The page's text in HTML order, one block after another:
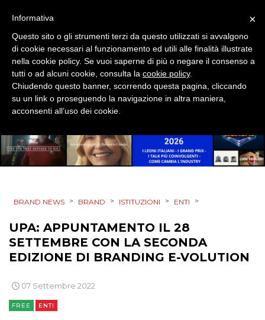
CSR
STRATEGIE
CINEMA
DIGITALE
EDITORIA
TV
BRAND NEWS > BRAND > ISTITUZIONI > ENTI >
UPA: APPUNTAMENTO IL 28
SETTEMBRE CON LA SECONDA
EDIZIONE DI BRANDING E-VOLUTION
07 Settembre 2022
FREE ENTI
×
Informativa
Questo sito o gli strumenti terzi da questo utilizzati si avvalgono
di cookie necessari al funzionamento ed utili alle finalità illustrate
nella cookie policy. Se vuoi saperne di più o negare il consenso a
tutti o ad alcuni cookie, consulta la cookie policy.
Chiudendo questo banner, scorrendo questa pagina, cliccando
su un link o proseguendo la navigazione in altra maniera,
acconsenti all’uso dei cookie.